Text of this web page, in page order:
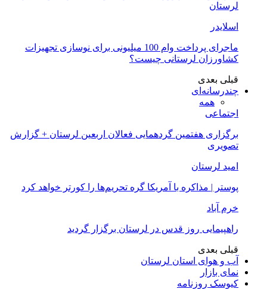
لرستان
اسلایدر
ماجرای پرداخت وام 100 میلیونی برای نوسازی تجهیزات
کشاورزان لرستانی چیست؟
قبلی بعدی
چندرسانه‌ای
همه
اجتماعی
برگزاری هفتمین گردهمایی فعالان اربعین لرستان + گزارش
تصویری
امید لرستان
پوستر | مذاکره با آمریکا گره تحریم‌ها را کورتر خواهد کرد
خرم آباد
راهپیمایی روز قدس در لرستان برگزار گردید
قبلی بعدی
آب و هوای استان لرستان
نمای بازار
کیوسک روزنامه